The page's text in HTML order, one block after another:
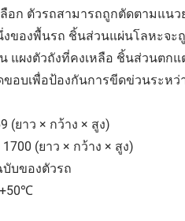
ก ตัวรถสามารถถูกตัดตามแน
ของพื้นรถ ชิ้นส่วนแผ่นโลหะจะถู
แผงตัวถังที่คงเหลือ ชิ้นส่วนต
ขอบเพื่อป้องกันการขีดข่วนระหว่
(ยาว × กว้าง × สูง)
(ยาว × กว้าง × สูง)
บของตัวรถ